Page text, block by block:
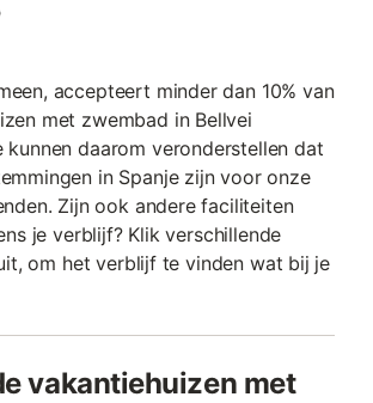
accepteert minder dan 10% van
met zwembad in Bellvei
kunnen daarom veronderstellen dat
in Spanje zijn voor onze
Zijn ook andere faciliteiten
je verblijf? Klik verschillende
om het verblijf te vinden wat bij je
vakantiehuizen met